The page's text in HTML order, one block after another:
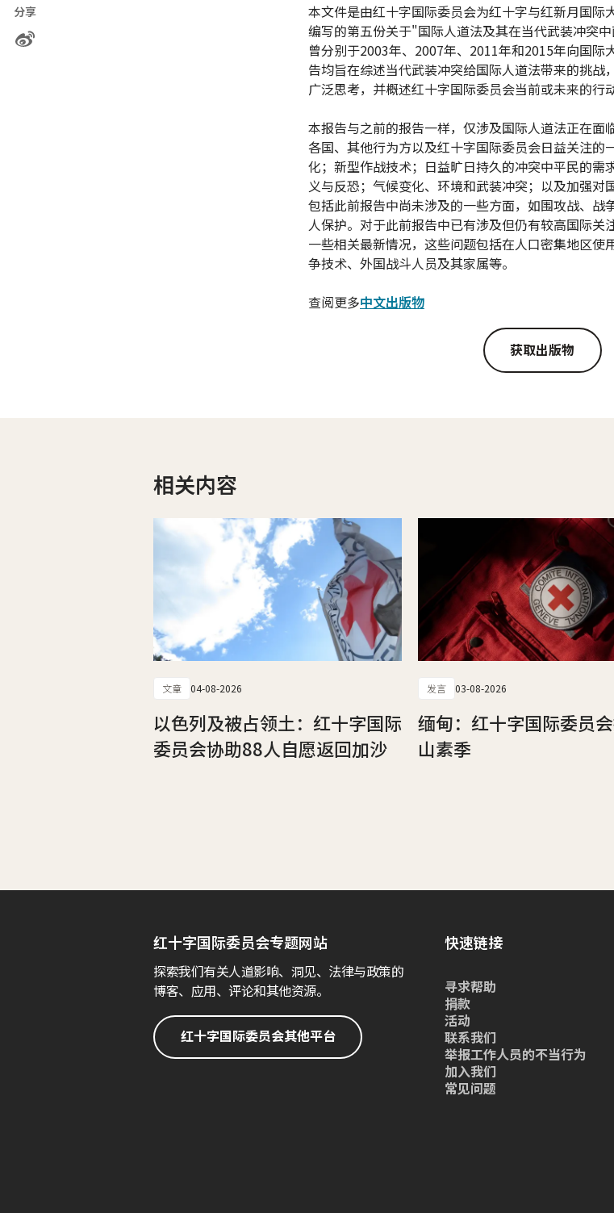
分享
本文件是由红十字国际委员会为红十字与红新月国际
编写的第五份关于"国际人道法及其在当代武装冲突
曾分别于2003年、2007年、2011年和2015年向国际
告均旨在综述当代武装冲突给国际人道法带来的挑战
广泛思考，并概述红十字国际委员会当前或未来的行
本报告与之前的报告一样，仅涉及国际人道法正在面
各国、其他行为方以及红十字国际委员会日益关注的
化；新型作战技术；日益旷日持久的冲突中平民的需
义与反恐；气候变化、环境和武装冲突；以及加强对
包括此前报告中尚未涉及的一些方面，如围攻战、战
人保护。对于此前报告中已有涉及但仍有较高国际关
一些相关最新情况，这些问题包括在人口密集地区使
争技术、外国战斗人员及其家属等。
查阅更多中文出版物
获取出版物
相关内容
文章 04-08-2026
以色列及被占领土：红十字国际
委员会协助88人自愿返回加沙
发言 03-08-2026
缅甸：红十字国际委员
山素季
红十字国际委员会专题网站
探索我们有关人道影响、洞见、法律与政策的
博客、应用、评论和其他资源。
红十字国际委员会其他平台
快速链接
寻求帮助
捐款
活动
联系我们
举报工作人员的不当行为
加入我们
常见问题